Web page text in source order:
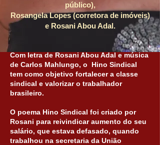
público),
Rosangela Lopes (corretora de imóveis)
e Rosani Abou Adal.
Com letra de Rosani Abou Adal e música
de Carlos Mahlungo, o Hino Sindical
tem como objetivo fortalecer a classe
sindical e valorizar o trabalhador
brasileiro.
O poema Hino Sindical foi criado por
Rosani para reivindicar aumento do seu
salário, que estava defasado, quando
trabalhou na secretaria da União